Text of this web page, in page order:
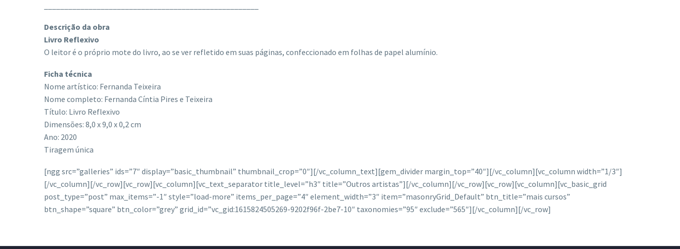
Descrição da obra
Livro Reflexivo
O leitor é o próprio mote do livro, ao se ver refletido em suas páginas, confeccionado em folhas de papel alumínio.
Ficha técnica
Nome artístico: Fernanda Teixeira
Nome completo: Fernanda Cíntia Pires e Teixeira
Título: Livro Reflexivo
Dimensões: 8,0 x 9,0 x 0,2 cm
Ano: 2020
Tiragem única
[ngg src=”galleries” ids=”7″ display=”basic_thumbnail” thumbnail_crop=”0″][/vc_column_text][gem_divider margin_top=”40″][/vc_column][vc_column width=”1/3″]
[/vc_column][/vc_row][vc_row][vc_column][vc_text_separator title_level=”h3″ title=”Outros artistas”][/vc_column][/vc_row][vc_row][vc_column][vc_basic_grid
post_type=”post” max_items=”-1″ style=”load-more” items_per_page=”4″ element_width=”3″ item=”masonryGrid_Default” btn_title=”mais cursos”
btn_shape=”square” btn_color=”grey” grid_id=”vc_gid:1615824505269-9202f96f-2be7-10″ taxonomies=”95″ exclude=”565″][/vc_column][/vc_row]